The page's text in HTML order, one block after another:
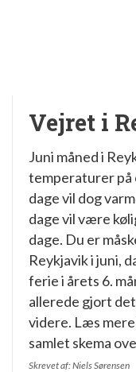
Vejret i
Juni måned i Reykjavik vil normalt ramme
temperaturer på
dage vil dog
dage vil være
dage. Du er
Reykjavik i juni,
ferie i årets 6.
allerede gjort
videre. Læs
samlet skema
Skrevet af: Niels Sørensen